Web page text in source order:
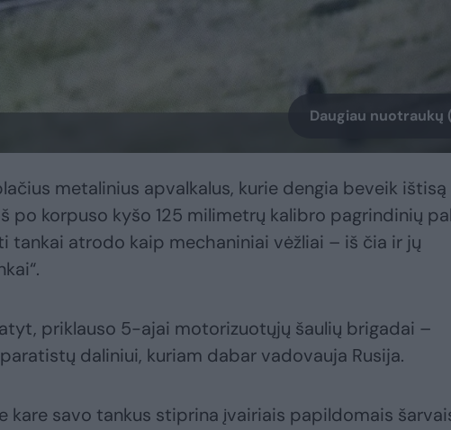
Daugiau nuotraukų
metalinius apvalkalus, kurie dengia beveik ištisą
po korpuso kyšo 125 milimetrų kalibro pagrindinių
tankai atrodo kaip mechaniniai vėžliai – iš čia ir jų
priklauso 5-ajai motorizuotųjų šaulių brigadai –
daliniui, kuriam dabar vadovauja Rusija.
kare savo tankus stiprina įvairiais papildomais